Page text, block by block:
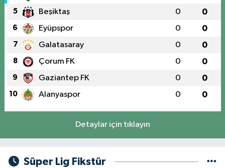
5 Beşiktaş 0 0
6 Eyüpspor 0 0
7 Galatasaray 0 0
8 Çorum FK 0 0
9 Gaziantep FK 0 0
10 Alanyaspor 0 0
Detaylar için tıklayın
Süper Lig Fikstür